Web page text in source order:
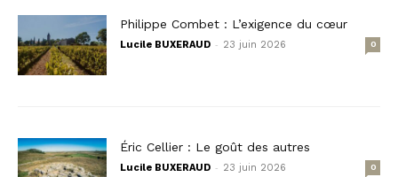
Philippe Combet : L’exigence du cœur
Lucile BUXERAUD - 23 juin 2026 0
Éric Cellier : Le goût des autres
Lucile BUXERAUD - 23 juin 2026 0